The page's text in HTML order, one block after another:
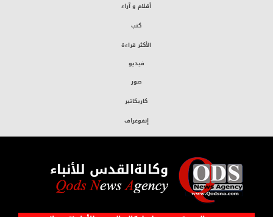
أقلام و آراء
كتب
الأكثر قراءة
فيديو
صور
كاريكاتير
إنفوغراف
وكالةالقدس للأنباء